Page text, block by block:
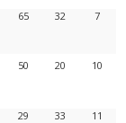
65 32 7
50 20 10
29 33 11